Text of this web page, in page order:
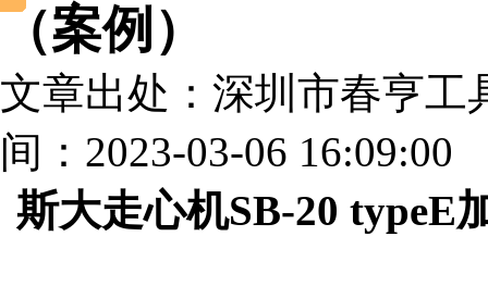
（案例）
文章出处：深圳市春亨工
间：2023-03-06 16:09:00
斯大走心机SB-20 typeE